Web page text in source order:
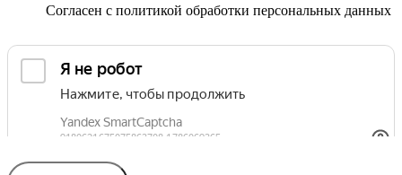
Согласен с политикой обработки персональных данных